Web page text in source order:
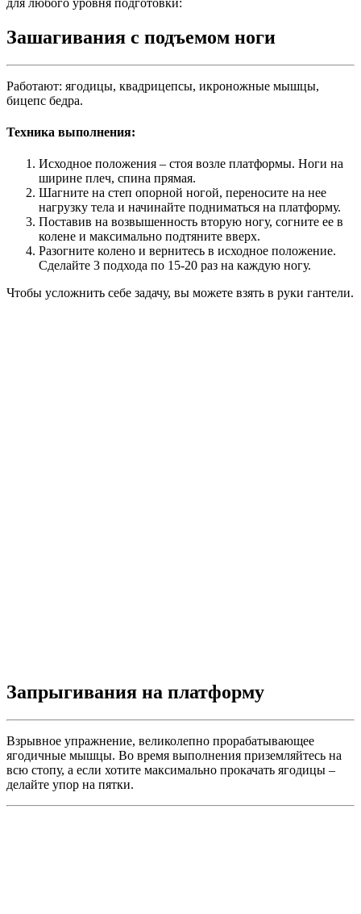
Зашагивания с подъемом ноги
Работают: ягодицы, квадрицепсы, икроножные мышцы,
бицепс бедра.
Техника выполнения:
Исходное положения – стоя возле платформы. Ноги на
ширине плеч, спина прямая.
Шагните на степ опорной ногой, переносите на нее
нагрузку тела и начинайте подниматься на платформу.
Поставив на возвышенность вторую ногу, согните ее в
колене и максимально подтяните вверх.
Разогните колено и вернитесь в исходное положение.
Сделайте 3 подхода по 15-20 раз на каждую ногу.
Чтобы усложнить себе задачу, вы можете взять в руки гантели.
Запрыгивания на платформу
Взрывное упражнение, великолепно прорабатывающее
ягодичные мышцы. Во время выполнения приземляйтесь на
всю стопу, а если хотите максимально прокачать ягодицы –
делайте упор на пятки.